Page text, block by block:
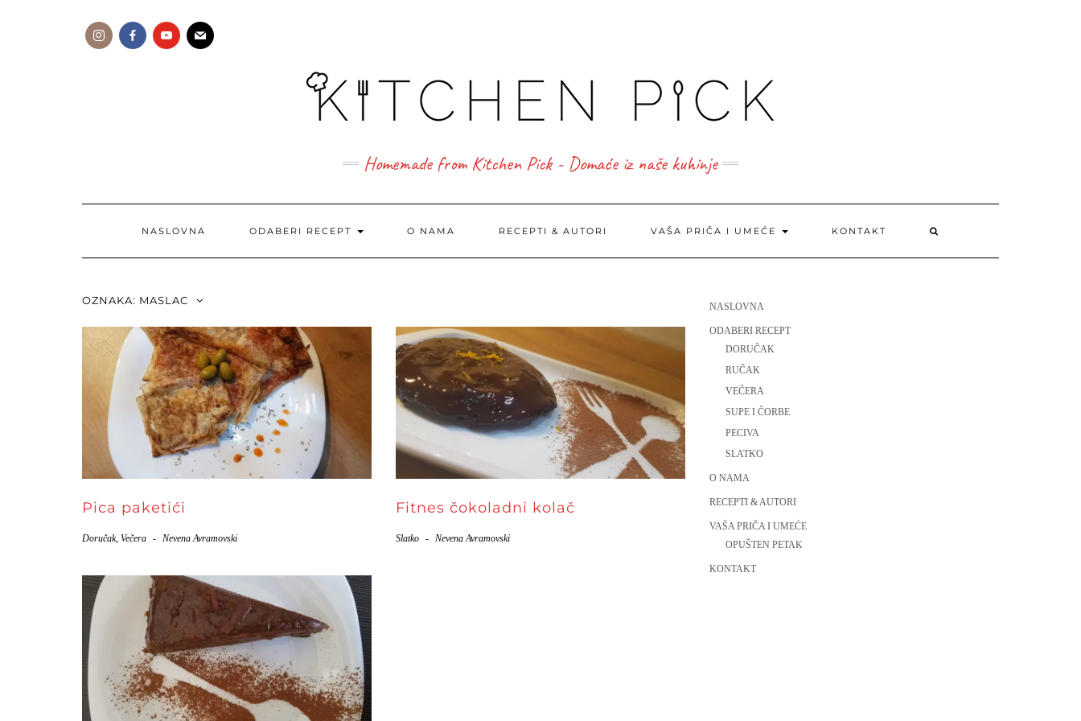
Homemade from Kitchen Pick - Domaće iz naše kuhinje
NASLOVNA ODABERI RECEPT O NAMA RECEPTI & AUTORI VAŠA PRIČA I UMEĆE KONTAKT
OZNAKA: MASLAC
Pica paketići
Doručak, Večera - Nevena Avramovski
Fitnes čokoladni kolač
Slatko - Nevena Avramovski
NASLOVNA
ODABERI RECEPT
DORUČAK
RUČAK
VEČERA
SUPE I ČORBE
PECIVA
SLATKO
O NAMA
RECEPTI & AUTORI
VAŠA PRIČA I UMEĆE
OPUŠTEN PETAK
KONTAKT